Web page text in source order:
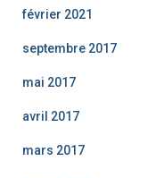
février 2021
septembre 2017
mai 2017
avril 2017
mars 2017